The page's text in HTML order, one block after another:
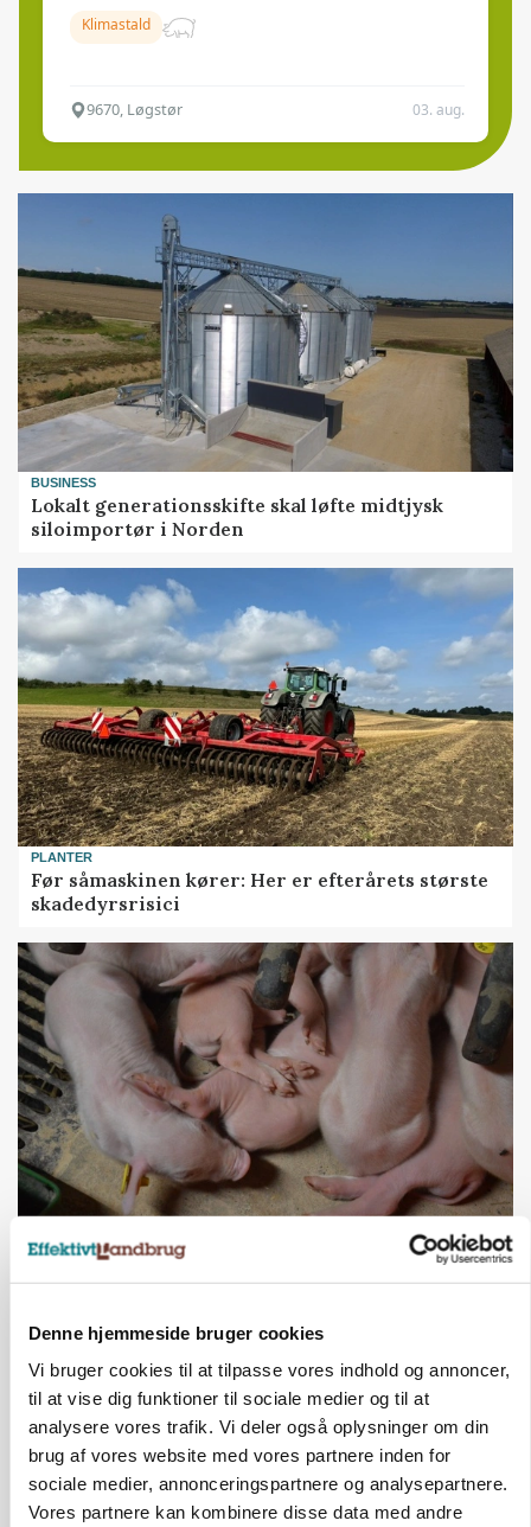
Denne hjemmeside bruger cookies
Vi bruger cookies til at tilpasse vores indhold og annoncer,
til at vise dig funktioner til sociale medier og til at
analysere vores trafik. Vi deler også oplysninger om din
brug af vores website med vores partnere inden for
sociale medier, annonceringspartnere og analysepartnere.
Vores partnere kan kombinere disse data med andre
Klimastald
9670, Løgstør 03. aug.
BUSINESS
Lokalt generationsskifte skal løfte midtjysk
siloimportør i Norden
PLANTER
Før såmaskinen kører: Her er efterårets største
skadedyrsrisici
Grisebestanden stiger trods svagere
avlsbestand
Annonce
Loading...